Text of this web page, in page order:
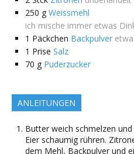
250 g Weissmehl
ich mische immer etwas
1 Päckchen Backpulver
1 Prise Salz
70 g Puderzucker
ANLEITUNGEN
Butter weich schmelzen
Eier schaumig rühren.
dem Mehl, Backpulver und